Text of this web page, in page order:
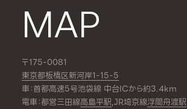
MAP
〒175-0081
東京都板橋区新河岸1-15-5
車：首都高速5号池袋線 中台ICから約3.4km
電車：都営三田線高島平駅,JR埼京線浮間舟渡駅